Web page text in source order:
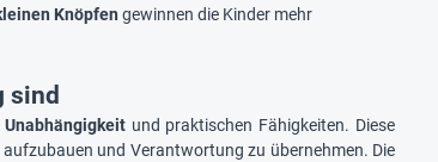
Knöpfen gewinnen die Kinder mehr
sind
Unabhängigkeitund praktischen Fähigkeiten. Diese
und Verantwortung zu übernehmen. Die